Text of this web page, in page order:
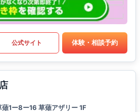
公式サイト 体験・相談予約
1ー8ー16 草薙アザリー 1F